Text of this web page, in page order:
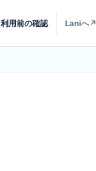
利用前の確認 Laniへ↗